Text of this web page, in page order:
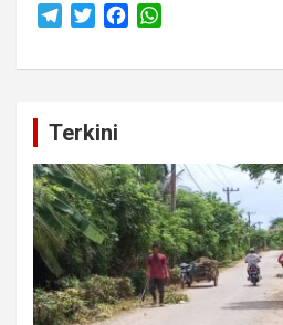
l
r
a
m
i
e
r
c
o
k
a
p
p
Terkini